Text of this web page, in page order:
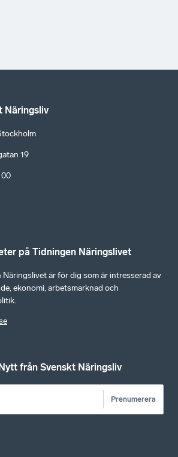
Näringsliv
19
på Tidningen Näringslivet
Näringslivet är för dig som är intresserad av
ekonomi, arbetsmarknad och
från Svenskt Näringsliv
Prenumerera